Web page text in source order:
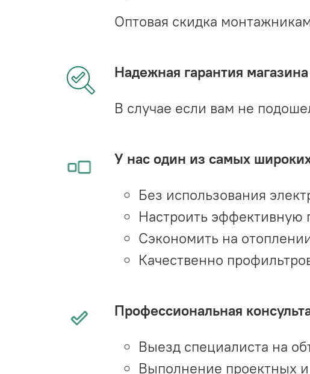
Оптовая скидка
Надежная гарантия магазина
В случае если вам не
У нас один из самых
Без использования
Настроить эффективную
Сэкономить на
Качественно
Профессиональная
Выезд специалиста на
Выполнение проектных